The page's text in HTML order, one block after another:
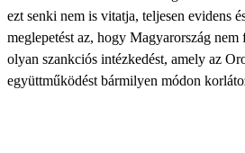
ezt senki nem is vitatja, teljesen evidens
meglepetést az, hogy Magyarország
olyan szankciós intézkedést, amely az
együttműködést bármilyen módon